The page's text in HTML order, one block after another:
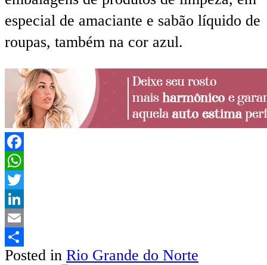
especial de amaciante e sabão líquido de
roupas, também na cor azul.
Facebook
WhatsApp
Twitter
LinkedIn
Email
Share
Posted in Rio Grande do Norte